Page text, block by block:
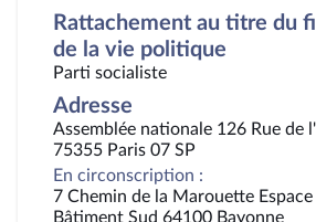
Rattachement au titre du
de la vie politique
Parti socialiste
Adresse
Assemblée nationale 126 Rue de
75355 Paris 07 SP
En circonscription :
7 Chemin de la Marouette Espace
Bâtiment Sud 64100 Bayonne